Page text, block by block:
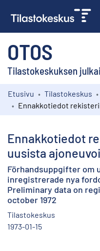
OTOS
Tilastokeskuksen
Kokoelmat
Etusivu Tilastokeskus
Ennakkotiedot
uusista
Förhandsuppgifter om
inregistrerade nya
Preliminary data on
october 1972
Tilastokeskus
1973-01-15